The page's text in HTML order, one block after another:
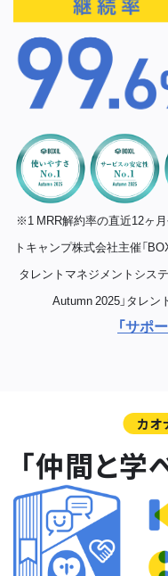
※1 MRR解約率の直近12ヶ月
トキャンプ株式会社主催「
タレントマネジメントシス
Autumn 2025」タレ
「サポ
カオ
「仲間と学